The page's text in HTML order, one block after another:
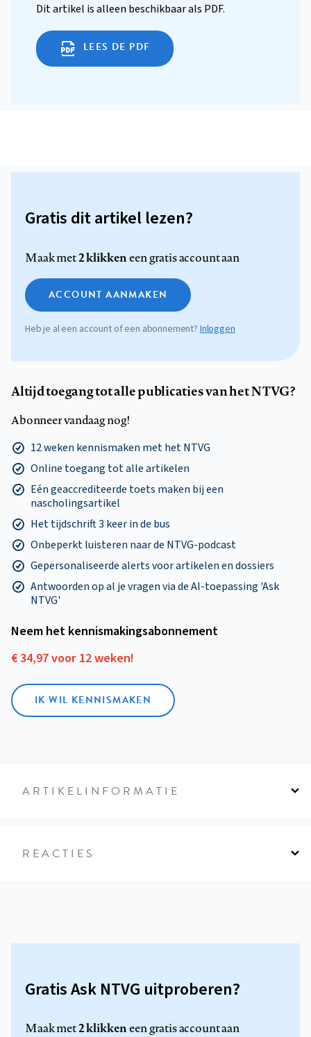
Dit artikel is alleen beschikbaar als PDF.
LEES DE PDF
Gratis dit artikel lezen?
Maak met2 klikkeneen gratis account aan
ACCOUNT AANMAKEN
Heb je al een account of een abonnement? Inloggen
Altijd toegang tot alle publicaties van het NTVG?
Abonneer vandaag nog!
12 weken kennismaken met het NTVG
Online toegang tot alle artikelen
Eén geaccrediteerde toets maken bij een
nascholingsartikel
Het tijdschrift 3 keer in de bus
Onbeperkt luisteren naar de NTVG-podcast
Gepersonaliseerde alerts voor artikelen en dossiers
Antwoorden op al je vragen via de AI-toepassing 'Ask
NTVG'
Neem het kennismakings­abonnement
€ 34,97 voor 12 weken!
IK WIL KENNISMAKEN
ARTIKELINFORMATIE
REACTIES
Gratis Ask NTVG uitproberen?
Maak met2 klikkeneen gratis account aan